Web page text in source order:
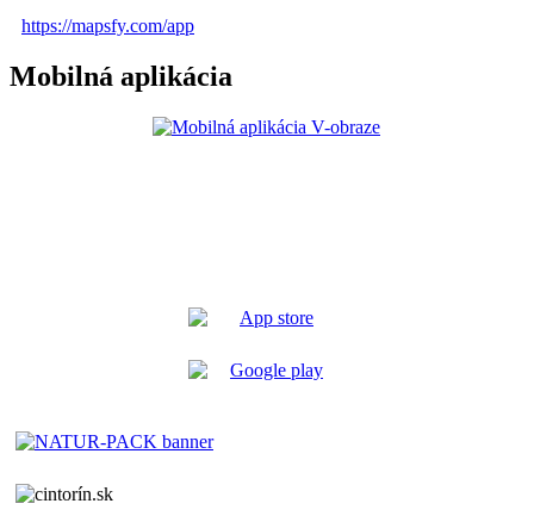
https://mapsfy.com/app
Mobilná aplikácia